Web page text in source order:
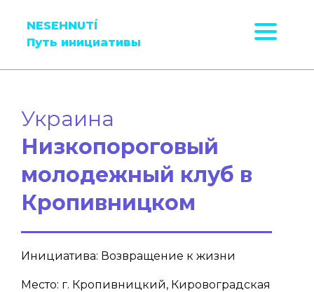
NESEHNUTÍ
Путь инициативы
Украина
Низкопороговый
молодежный клуб в
Кропивницком
Инициатива: Возвращение к жизни
Место: г. Кропивницкий, Кировоградская